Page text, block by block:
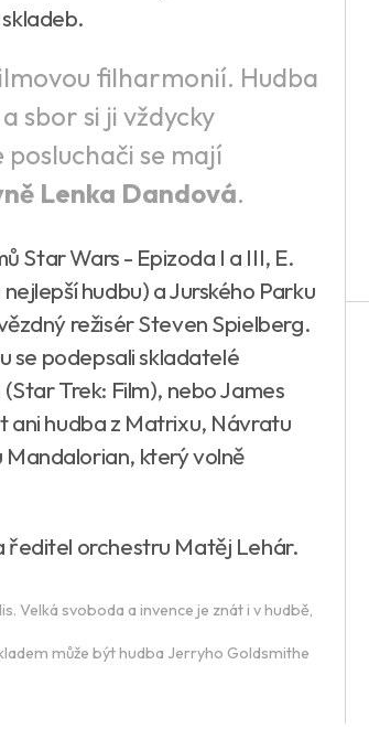
filharmonií. Hudba
sbor si ji vždycky
se mají
Lenka Dandová.
Star Wars - Epizoda I a III, E.
hudbu) a Jurského Parku
režisér Steven Spielberg.
se podepsali skladatelé
Trek: Film), nebo James
ani hudba z Matrixu, Návratu
který volně
ředitel orchestru Matěj Lehár.
Velká svoboda a invence je znát i v hudbě,
může být hudba Jerryho Goldsmithe